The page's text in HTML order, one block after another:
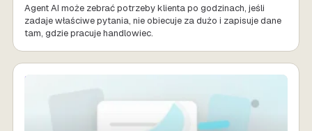
Agent AI może zebrać potrzeby klienta po godzinach, jeśli
zadaje właściwe pytania, nie obiecuje za dużo i zapisuje dane
tam, gdzie pracuje handlowiec.
SPRZEDAŻ AI